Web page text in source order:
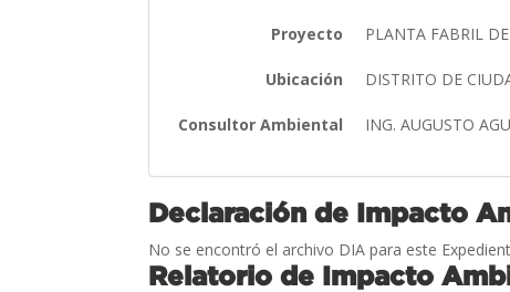
Proyecto PLANTA FABRIL
Ubicación DISTRITO DE
Consultor Ambiental ING. AUGUSTO
Declaración de Impacto
No se encontró el archivo DIA para este
Relatorio de Impacto